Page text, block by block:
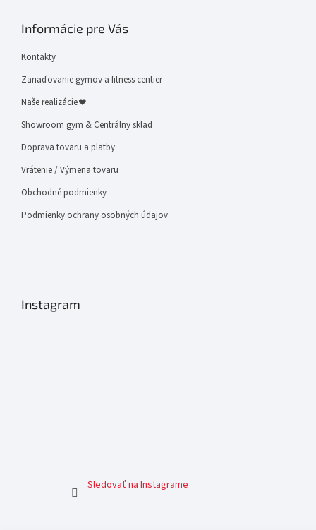
Informácie pre Vás
Kontakty
Zariaďovanie gymov a fitness centier
Naše realizácie ❤
Showroom gym & Centrálny sklad
Doprava tovaru a platby
Vrátenie / Výmena tovaru
Obchodné podmienky
Podmienky ochrany osobných údajov
Instagram
Sledovať na Instagrame